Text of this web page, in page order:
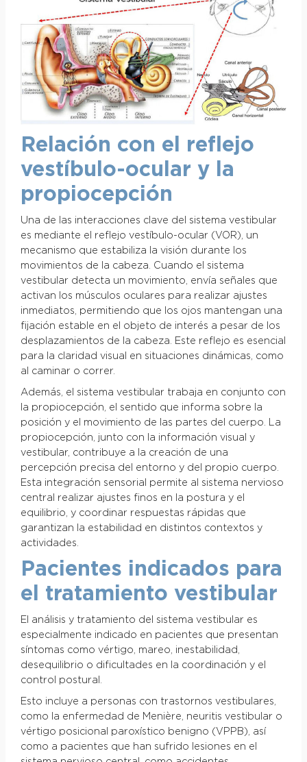
Relación con el reflejo
vestíbulo-ocular y la
propiocepción
Una de las interacciones clave del sistema vestibular
es mediante el reflejo vestíbulo-ocular (VOR), un
mecanismo que estabiliza la visión durante los
movimientos de la cabeza. Cuando el sistema
vestibular detecta un movimiento, envía señales que
activan los músculos oculares para realizar ajustes
inmediatos, permitiendo que los ojos mantengan una
fijación estable en el objeto de interés a pesar de los
desplazamientos de la cabeza. Este reflejo es esencial
para la claridad visual en situaciones dinámicas, como
al caminar o correr.
Además, el sistema vestibular trabaja en conjunto con
la propiocepción, el sentido que informa sobre la
posición y el movimiento de las partes del cuerpo. La
propiocepción, junto con la información visual y
vestibular, contribuye a la creación de una
percepción precisa del entorno y del propio cuerpo.
Esta integración sensorial permite al sistema nervioso
central realizar ajustes finos en la postura y el
equilibrio, y coordinar respuestas rápidas que
garantizan la estabilidad en distintos contextos y
actividades.
Pacientes indicados para
el tratamiento vestibular
El análisis y tratamiento del sistema vestibular es
especialmente indicado en pacientes que presentan
síntomas como vértigo, mareo, inestabilidad,
desequilibrio o dificultades en la coordinación y el
control postural.
Esto incluye a personas con trastornos vestibulares,
como la enfermedad de Menière, neuritis vestibular o
vértigo posicional paroxístico benigno (VPPB), así
como a pacientes que han sufrido lesiones en el